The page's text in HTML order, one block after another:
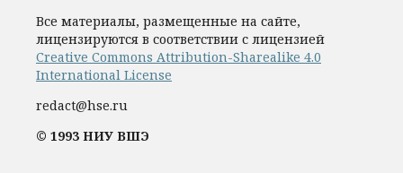
Все материалы, размещенные на сайте,
лицензируются в соответствии с лицензией
Creative Commons Attribution-Sharealike 4.0
International License
redact@hse.ru
© 1993 НИУ ВШЭ